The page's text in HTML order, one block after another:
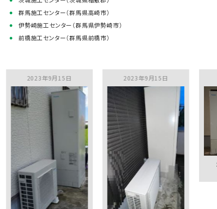
群馬施工センター（群馬県高崎市）
伊勢崎施工センター（群馬県伊勢崎市）
前橋施工センター（群馬県前橋市）
年9月15日 2023年9月15日
和歌山